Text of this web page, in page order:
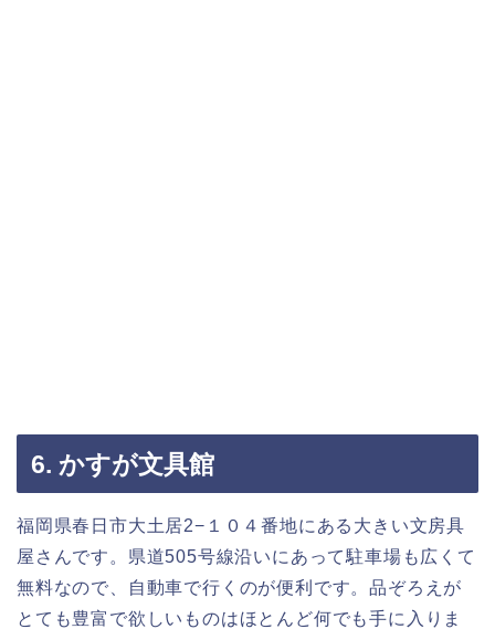
6. かすが文具館
福岡県春日市大土居2−１０４番地にある大きい文房具
屋さんです。県道505号線沿いにあって駐車場も広くて
無料なので、自動車で行くのが便利です。品ぞろえが
とても豊富で欲しいものはほとんど何でも手に入りま